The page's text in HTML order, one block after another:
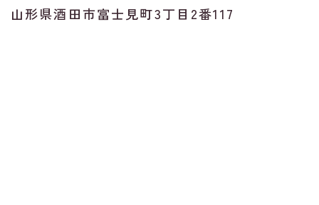
山形県酒田市富士見町3丁目2番117